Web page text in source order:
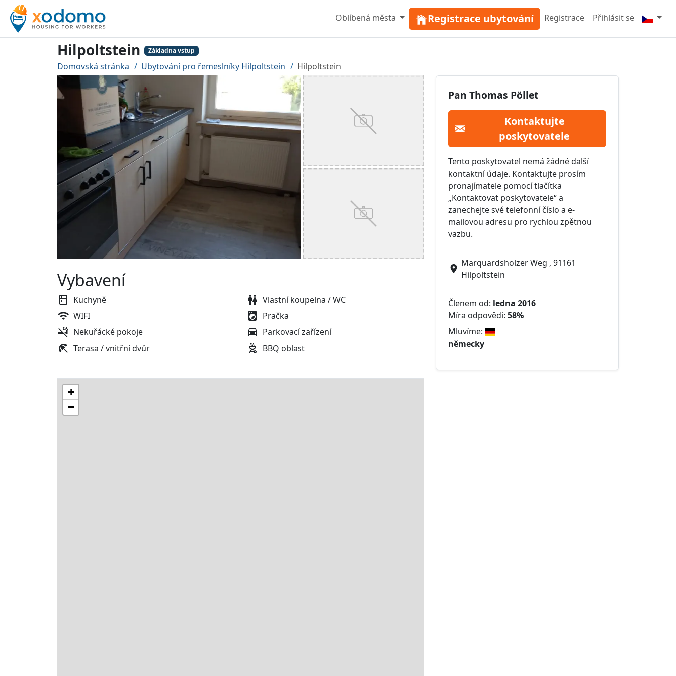
Oblíbená města Registrace ubytování Registrace Přihlásit se
Hilpoltstein Základna vstup
Domovská stránka Ubytování pro řemeslníky Hilpoltstein Hilpoltstein
Pan Thomas Pöllet
Kontaktujte
poskytovatele
Tento poskytovatel nemá žádné další
kontaktní údaje. Kontaktujte prosím
pronajímatele pomocí tlačítka
„Kontaktovat poskytovatele“ a
zanechejte své telefonní číslo a e-
mailovou adresu pro rychlou zpětnou
vazbu.
Marquardsholzer Weg , 91161
Hilpoltstein
Členem od: ledna 2016
Míra odpovědi: 58%
Mluvíme:
německy
Vybavení
Kuchyně
Vlastní koupelna / WC
WIFI
Pračka
Nekuřácké pokoje
Parkovací zařízení
Terasa / vnitřní dvůr
BBQ oblast
+
−